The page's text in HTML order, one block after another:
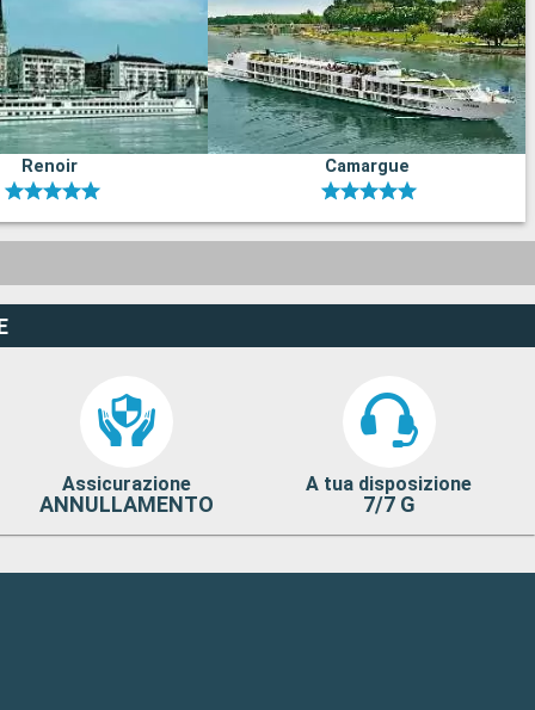
Renoir Camargue
Assicurazione
ANNULLAMENTO
A tua disposizione
7/7 G